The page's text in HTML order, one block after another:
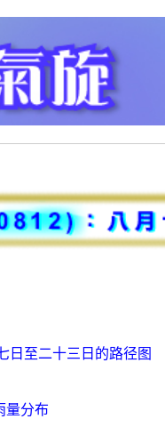
日至二十三日的路径图
量分布